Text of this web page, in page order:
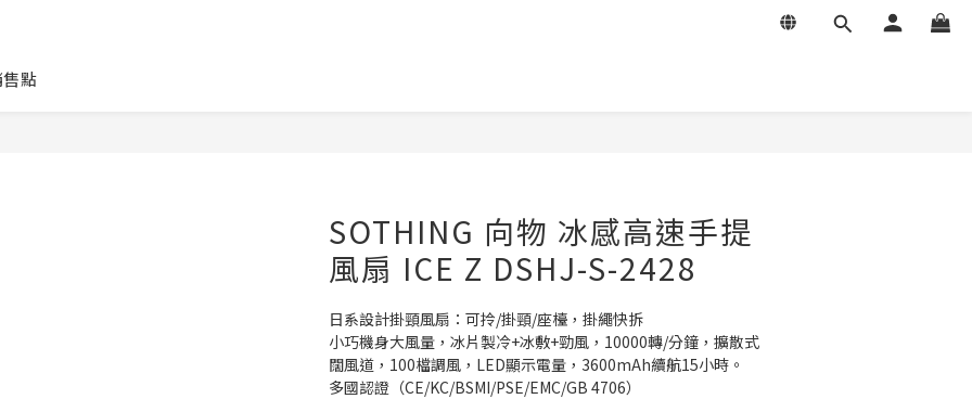
點
SOTHING 向物 冰感高速手提
風扇 ICE Z DSHJ-S-2428
日系設計掛頸風扇：可拎/掛頸/座檯，掛繩快拆
小巧機身大風量，冰片製冷+冰敷+勁風，10000轉/分鐘，擴散式
闊風道，100檔調風，LED顯示電量，3600mAh續航15小時。
多國認證（CE/KC/BSMI/PSE/EMC/GB 4706）